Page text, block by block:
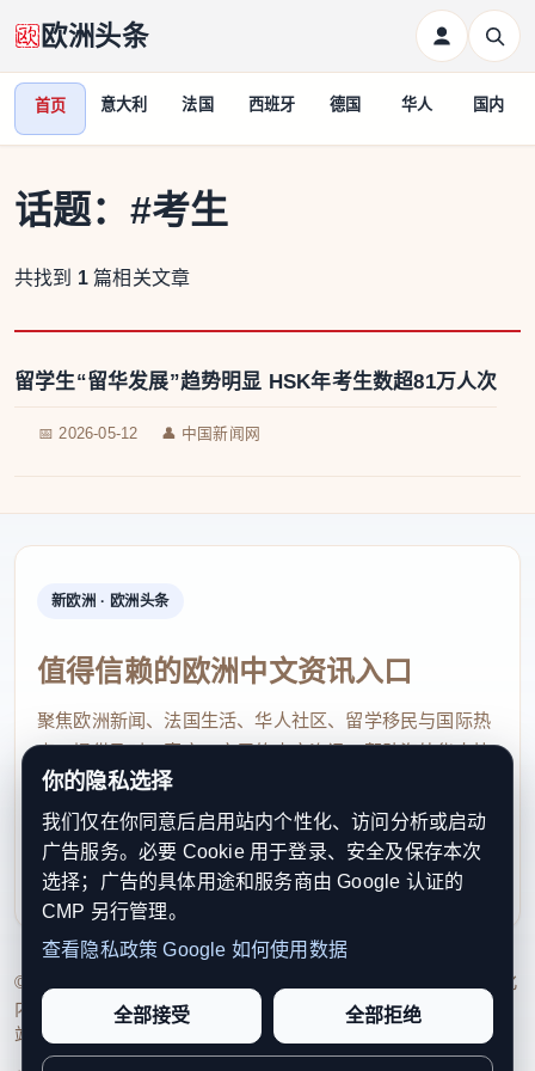
欧洲头条
首页 意大利 法国 西班牙 德国 华人 国内
话题： #考生
共找到 1 篇相关文章
留学生“留华发展”趋势明显 HSK年考生数超81万人次
📅 2026-05-12 👤 中国新闻网
新欧洲 · 欧洲头条
值得信赖的欧洲中文资讯入口
聚焦欧洲新闻、法国生活、华人社区、留学移民与国际热
点，提供及时、真实、实用的中文资讯，帮助海外华人快
速了解欧洲动态。
contact@xinouzhou.com
服务支持、版权与合作：工作日优先处理站务、投稿与权
利通知
© 2026 新欧洲·欧洲头条. All Rights Reserved. 本网站持续优化
内容透明度、联系方式与用户权利说明，以提升品牌信任感和
站点完整度。
你的隐私选择
我们仅在你同意后启用站内个性化、访问分析或启动
广告服务。必要 Cookie 用于登录、安全及保存本次
选择；广告的具体用途和服务商由 Google 认证的
CMP 另行管理。
查看隐私政策 Google 如何使用数据
全部接受 全部拒绝